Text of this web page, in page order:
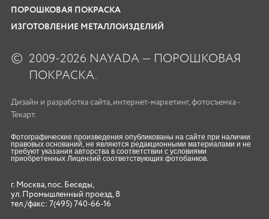
ПОРОШКОВАЯ ПОКРАСКА
ИЗГОТОВЛЕНИЕ МЕТАЛЛОИЗДЕЛИЙ
© 2009-2026 NAYADA — ПОРОШКОВАЯ
ПОКРАСКА.
Дизайн и разработка сайта, интернет-маркетинг,фотосъемка -
Текарт.
Фотографические произведения опубликованы на сайте при наличии
правовых оснований, не являются редакционными материалами и не
требуют указания авторства в соответствии с условиями
приобретенных Лицензий соответствующих фотобанков.
г. Москва, пос. Беседы,
ул. Промышленный проезд, 8
тел./факс: 7(495) 740-66-16